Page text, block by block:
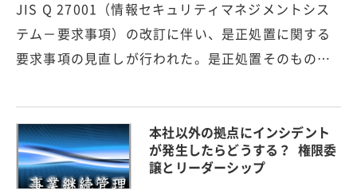
JIS Q 27001（情報セキュリティマネジメントシス
テム－要求事項）の改訂に伴い、是正処置に関する
要求事項の見直しが行われた。是正処置そのもの…
本社以外の拠点にインシデント
が発生したらどうする？ 権限委
譲とリーダーシップ